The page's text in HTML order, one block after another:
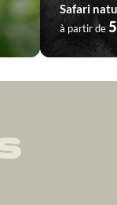
Safari
à partir de